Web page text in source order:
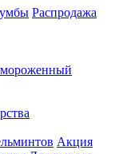
Распродажа
Акция